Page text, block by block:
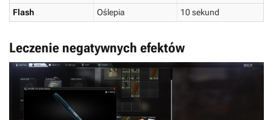
Flash
Oślepia 10 sekund
Leczenie negatywnych efektów